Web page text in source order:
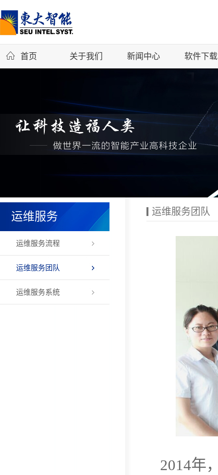
首页 关于我们 新闻中心 软件下载
运维服务
运维服务流程
运维服务团队
运维服务系统
运维服务团队
2014年